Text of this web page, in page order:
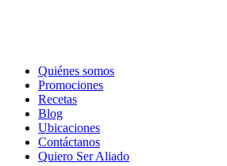
Quiénes somos
Promociones
Recetas
Blog
Ubicaciones
Contáctanos
Quiero Ser Aliado